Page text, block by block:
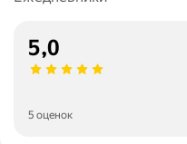
5,0
5 оценок